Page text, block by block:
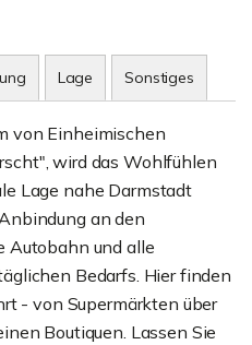
Lage Sonstiges
von Einheimischen
wird das Wohlfühlen
Lage nahe Darmstadt
an den
Autobahn und alle
Bedarfs. Hier finden
- von Supermärkten über
Boutiquen. Lassen Sie